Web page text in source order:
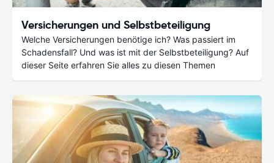
Versicherungen und Selbstbeteiligung
Welche Versicherungen benötige ich? Was passiert im
Schadensfall? Und was ist mit der Selbstbeteiligung? Auf
dieser Seite erfahren Sie alles zu diesen Themen